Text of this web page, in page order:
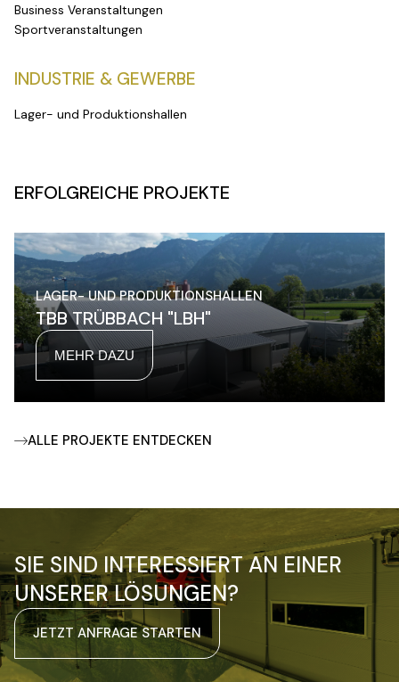
Business Veranstaltungen
Sportveranstaltungen
INDUSTRIE & GEWERBE
Lager- und Produktionshallen
ERFOLGREICHE PROJEKTE
LAGER- UND PRODUKTIONSHALLEN
TBB TRÜBBACH "LBH"
MEHR DAZU
ALLE PROJEKTE ENTDECKEN
SIE SIND INTERESSIERT AN EINER
UNSERER LÖSUNGEN?
JETZT ANFRAGE STARTEN